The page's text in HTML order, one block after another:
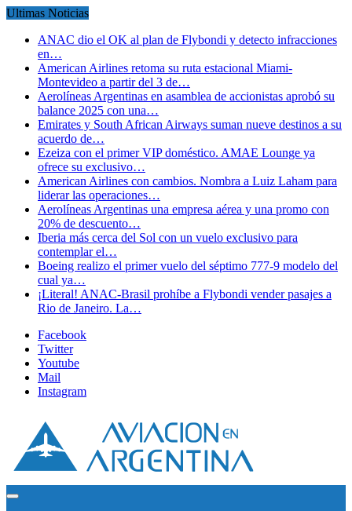
Ultimas Noticias
ANAC dio el OK al plan de Flybondi y detecto infracciones
en…
American Airlines retoma su ruta estacional Miami-
Montevideo a partir del 3 de…
Aerolíneas Argentinas en asamblea de accionistas aprobó su
balance 2025 con una…
Emirates y South African Airways suman nueve destinos a su
acuerdo de…
Ezeiza con el primer VIP doméstico. AMAE Lounge ya
ofrece su exclusivo…
American Airlines con cambios. Nombra a Luiz Laham para
liderar las operaciones…
Aerolíneas Argentinas una empresa aérea y una promo con
20% de descuento…
Iberia más cerca del Sol con un vuelo exclusivo para
contemplar el…
Boeing realizo el primer vuelo del séptimo 777-9 modelo del
cual ya…
¡Literal! ANAC-Brasil prohíbe a Flybondi vender pasajes a
Rio de Janeiro. La…
Facebook
Twitter
Youtube
Mail
Instagram